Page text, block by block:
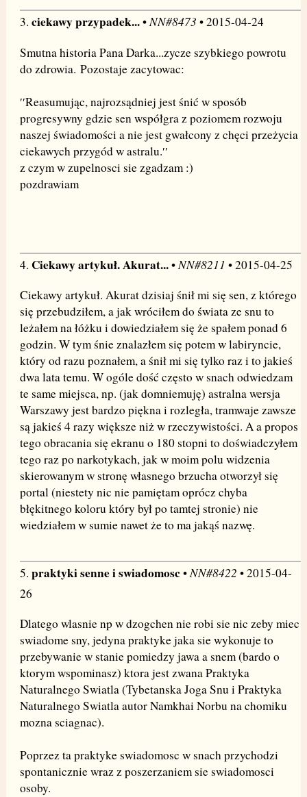
3. ciekawy przypadek...•NN#8473 • 2015-04-24
Smutna historia Pana Darka...zycze szybkiego powrotu
do zdrowia. Pozostaje zacytowac:
′′Reasumując, najrozsądniej jest śnić w sposób
progresywny gdzie sen współgra z poziomem rozwoju
naszej świadomości a nie jest gwałcony z chęci przeżycia
ciekawych przygód w astralu.′′
z czym w zupelnosci sie zgadzam :)
pozdrawiam
4. Ciekawy artykuł. Akurat...• NN#8211 • 2015-04-25
Ciekawy artykuł. Akurat dzisiaj śnił mi się sen, z którego
się przebudziłem, a jak wróciłem do świata ze snu to
leżałem na łóżku i dowiedziałem się że spałem ponad 6
godzin. W tym śnie znalazłem się potem w labiryncie,
który od razu poznałem, a śnił mi się tylko raz i to jakieś
dwa lata temu. W ogóle dość często w snach odwiedzam
te same miejsca, np. (jak domniemuję) astralna wersja
Warszawy jest bardzo piękna i rozległa, tramwaje zawsze
są jakieś 4 razy większe niż w rzeczywistości. A a propos
tego obracania się ekranu o 180 stopni to doświadczyłem
tego raz po narkotykach, jak w moim polu widzenia
skierowanym w stronę własnego brzucha otworzył się
portal (niestety nic nie pamiętam oprócz chyba
błękitnego koloru który był po tamtej stronie) nie
wiedziałem w sumie nawet że to ma jakąś nazwę.
5. praktyki senne i swiadomosc•NN#8422 • 2015-04-
26
Dlatego wlasnie np w dzogchen nie robi sie nic zeby miec
swiadome sny, jedyna praktyke jaka sie wykonuje to
przebywanie w stanie pomiedzy jawa a snem (bardo o
ktorym wspominasz) ktora jest zwana Praktyka
Naturalnego Swiatla (Tybetanska Joga Snu i Praktyka
Naturalnego Swiatla autor Namkhai Norbu na chomiku
mozna sciagnac).
Poprzez ta praktyke swiadomosc w snach przychodzi
spontanicznie wraz z poszerzaniem sie swiadomosci
osoby.